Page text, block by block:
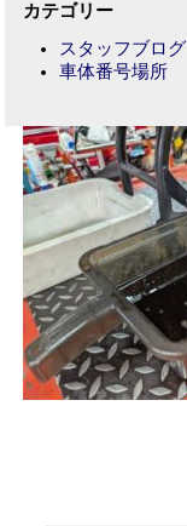
カテゴリー
スタッフブログ
車体番号場所